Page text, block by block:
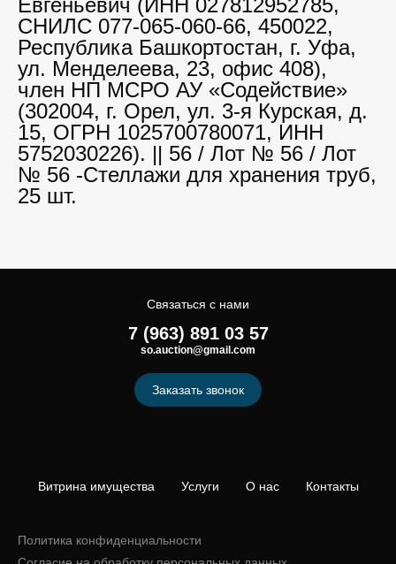
Евгеньевич (ИНН 027812952785,
СНИЛС 077-065-060-66, 450022,
Республика Башкортостан, г. Уфа,
ул. Менделеева, 23, офис 408),
член НП МСРО АУ «Содействие»
(302004, г. Орел, ул. 3-я Курская, д.
15, ОГРН 1025700780071, ИНН
5752030226). || 56 / Лот № 56 / Лот
№ 56 -Стеллажи для хранения труб,
25 шт.
Витрина имущества Услуги О нас Контакты
Политика конфиденциальности
Связаться с нами
7 (963) 891 03 57
so.auction@gmail.com
Заказать звонок